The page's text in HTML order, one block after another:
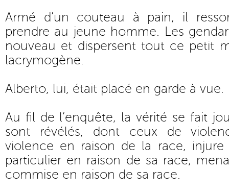
Armé d’un couteau à pain, il
prendre au jeune homme. Les
nouveau et dispersent tout ce petit
lacrymogène.
Alberto, lui, était placé en garde à vue.
Au fil de l’enquête, la vérité se fait
sont révélés, dont ceux de
violence en raison de la race,
particulier en raison de sa race,
commise en raison de sa race.